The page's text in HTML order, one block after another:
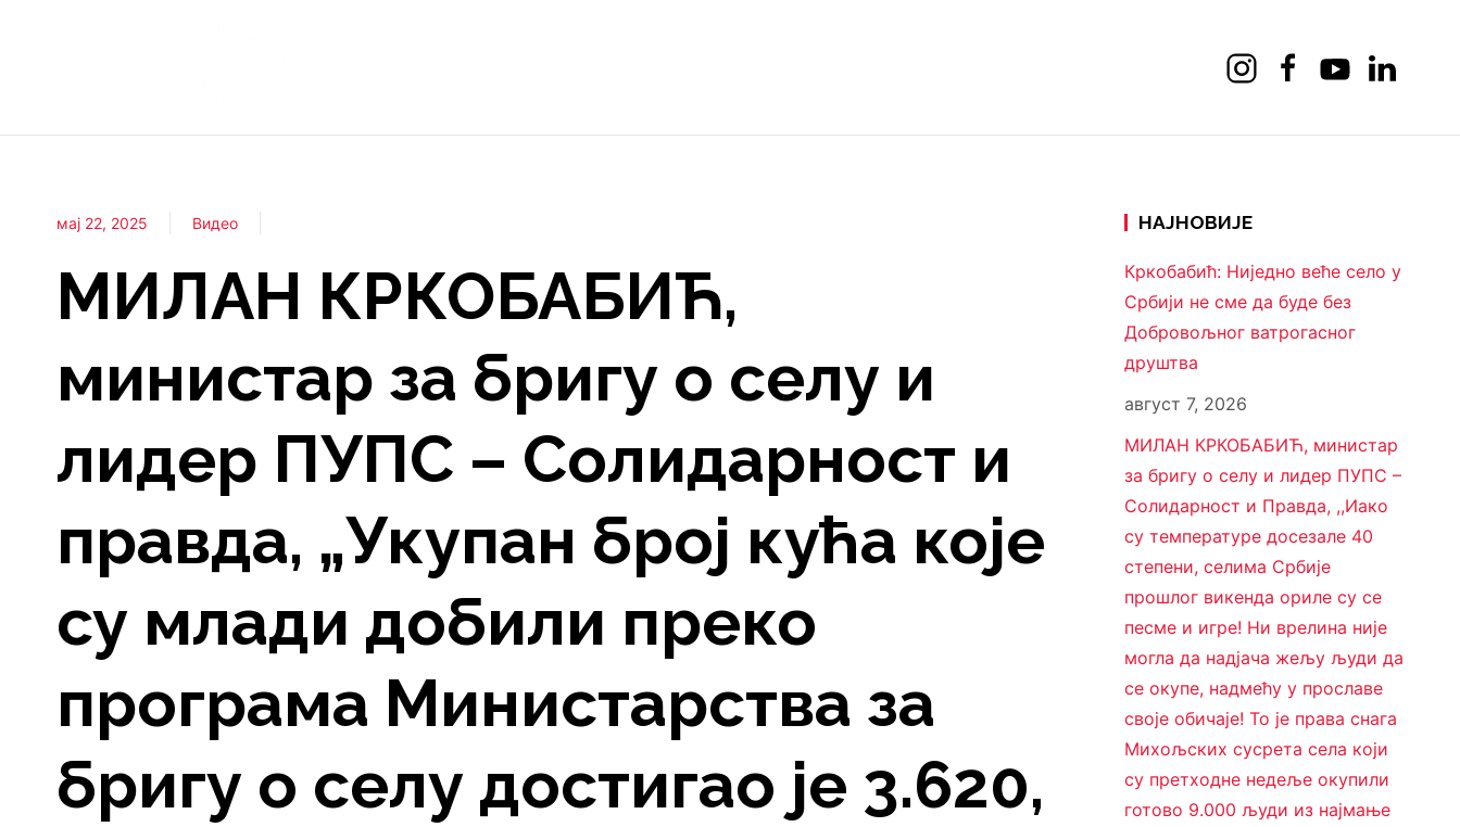
мај 22, 2025 Видео
МИЛАН КРКОБАБИЋ,
министар за бригу о селу и
лидер ПУПС – Солидарност и
правда, „Укупан број кућа које
су млади добили преко
програма Министарства за
бригу о селу достигао је 3.620,
НАЈНОВИЈЕ
Кркобабић: Ниједно веће село у
Србији не сме да буде без
Добровољног ватрогасног
друштва
август 7, 2026
МИЛАН КРКОБАБИЋ, министар
за бригу о селу и лидер ПУПС –
Солидарност и Правда, ,,Иако
су температуре досезале 40
степени, селима Србије
прошлог викенда ориле су се
песме и игре! Ни врелина није
могла да надјача жељу људи да
се окупе, надмећу у прославе
своје обичаје! То је права снага
Михољских сусрета села који
су претходне недеље окупили
готово 9.000 људи из најмање